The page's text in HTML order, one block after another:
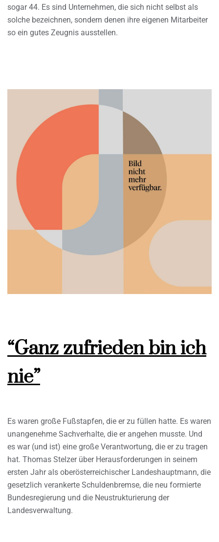
sogar 44. Es sind Unternehmen, die sich nicht selbst als
solche bezeichnen, sondern denen ihre eigenen Mitarbeiter
so ein gutes Zeugnis ausstellen.
“Ganz zufrieden bin ich
nie”
Es waren große Fußstapfen, die er zu füllen hatte. Es waren
unangenehme Sachverhalte, die er angehen musste. Und
es war (und ist) eine große Verantwortung, die er zu tragen
hat. Thomas Stelzer über Herausforderungen in seinem
ersten Jahr als oberösterreichischer Landeshauptmann, die
gesetzlich verankerte Schuldenbremse, die neu formierte
Bundesregierung und die Neustrukturierung der
Landesverwaltung.